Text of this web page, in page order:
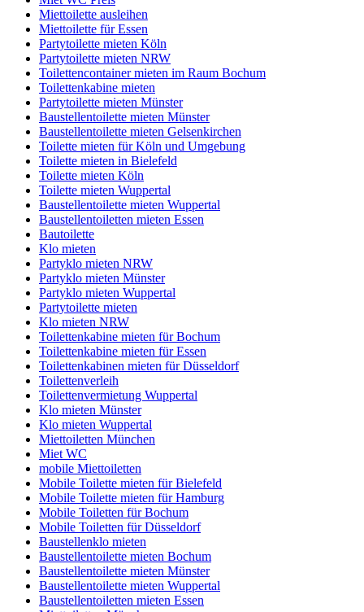
Miettoilette ausleihen
Miettoilette für Essen
Partytoilette mieten Köln
Partytoilette mieten NRW
Toilettencontainer mieten im Raum Bochum
Toilettenkabine mieten
Partytoilette mieten Münster
Baustellentoilette mieten Münster
Baustellentoilette mieten Gelsenkirchen
Toilette mieten für Köln und Umgebung
Toilette mieten in Bielefeld
Toilette mieten Köln
Toilette mieten Wuppertal
Baustellentoilette mieten Wuppertal
Baustellentoiletten mieten Essen
Bautoilette
Klo mieten
Partyklo mieten NRW
Partyklo mieten Münster
Partyklo mieten Wuppertal
Partytoilette mieten
Klo mieten NRW
Toilettenkabine mieten für Bochum
Toilettenkabine mieten für Essen
Toilettenkabinen mieten für Düsseldorf
Toilettenverleih
Toilettenvermietung Wuppertal
Klo mieten Münster
Klo mieten Wuppertal
Miettoiletten München
Miet WC
mobile Miettoiletten
Mobile Toilette mieten für Bielefeld
Mobile Toilette mieten für Hamburg
Mobile Toiletten für Bochum
Mobile Toiletten für Düsseldorf
Baustellenklo mieten
Baustellentoilette mieten Bochum
Baustellentoilette mieten Münster
Baustellentoilette mieten Wuppertal
Baustellentoiletten mieten Essen